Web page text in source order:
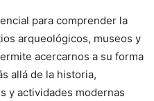
para comprender la
arqueológicos, museos y
acercarnos a su forma
allá de la historia,
y actividades modernas